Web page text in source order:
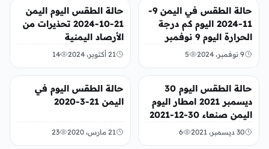
أخبار محلية
حالة الطقس في اليمن 9-
11-2024 اليوم كم درجة
الحرارة اليوم 9 نوفمبر
2024 صنعاء عدن
9 نوفمبر، 2024 5
أخبار محلية
حالة الطقس اليوم اليمن
21-10-2024 تحذيرات من
الأرصاد اليمنية
21 أكتوبر، 2024 14
أخبار محلية
حالة الطقس اليوم 30
ديسمبر 2021 امطار اليوم
اليمن صنعاء 30-12-2021
30 ديسمبر، 2021 6
أخبار محلية
حالة الطقس اليوم في
اليمن 21-3-2020
21 مارس، 2020 23